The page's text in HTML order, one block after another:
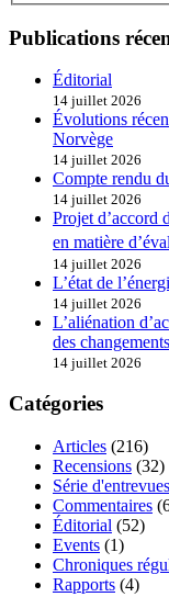
Publications
Éditorial
14 juillet 2026
Évolutions
Norvège
14 juillet 2026
Compte rendu
14 juillet 2026
Projet d’accord
en matière
14 juillet 2026
L’état de
14 juillet 2026
L’aliénation
des
14 juillet 2026
Catégories
Articles (216)
Recensions (32)
Série
Commentaires
Éditorial (52)
Events (1)
Chroniques
Rapports (4)